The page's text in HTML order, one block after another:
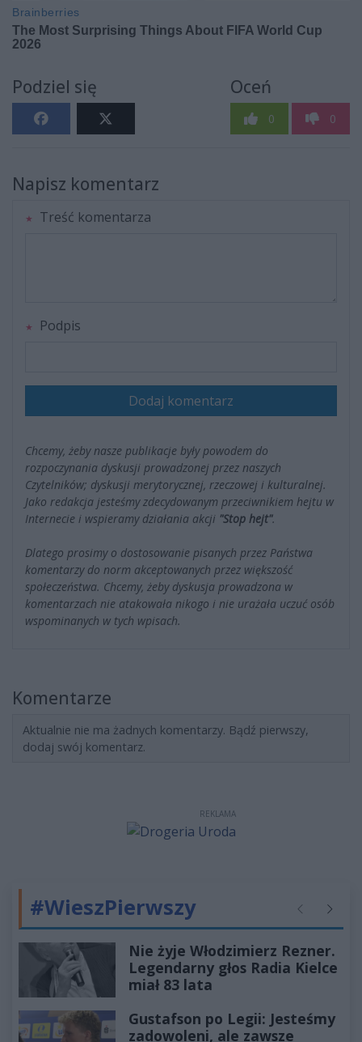
Podziel się Oceń
0 0
Napisz komentarz
Treść komentarza
Podpis
Dodaj komentarz
Chcemy, żeby nasze publikacje były powodem do
rozpoczynania dyskusji prowadzonej przez naszych
Czytelników; dyskusji merytorycznej, rzeczowej i kulturalnej.
Jako redakcja jesteśmy zdecydowanym przeciwnikiem hejtu w
Internecie i wspieramy działania akcji "Stop hejt".
Dlatego prosimy o dostosowanie pisanych przez Państwa
komentarzy do norm akceptowanych przez większość
społeczeństwa. Chcemy, żeby dyskusja prowadzona w
komentarzach nie atakowała nikogo i nie urażała uczuć osób
wspominanych w tych wpisach.
Komentarze
Aktualnie nie ma żadnych komentarzy. Bądź pierwszy,
dodaj swój komentarz.
REKLAMA
#WieszPierwszy Poprzednie
Nie żyje Włodzimierz Rezner.
Legendarny głos Radia Kielce
miał 83 lata
Gustafson po Legii: Jesteśmy
zadowoleni, ale zawsze